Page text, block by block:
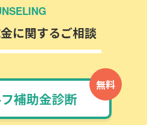
に関するご相談
無料
補助金診断